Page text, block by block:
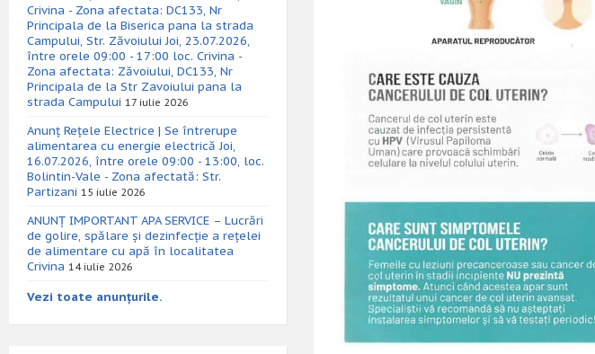
Crivina - Zona afectata: DC133, Nr
Principala de la Biserica pana la strada
Campului, Str. Zăvoiului Joi, 23.07.2026,
între orele 09:00 - 17:00 loc. Crivina -
Zona afectata: Zăvoiului, DC133, Nr
Principala de la Str Zavoiului pana la
strada Campului 17 iulie 2026
Anunț Rețele Electrice | Se întrerupe
alimentarea cu energie electrică Joi,
16.07.2026, între orele 09:00 - 13:00, loc.
Bolintin-Vale - Zona afectată: Str.
Partizani 15 iulie 2026
ANUNȚ IMPORTANT APA SERVICE – Lucrări
de golire, spălare și dezinfecție a rețelei
de alimentare cu apă în localitatea
Crivina 14 iulie 2026
Vezi toate anunțurile.